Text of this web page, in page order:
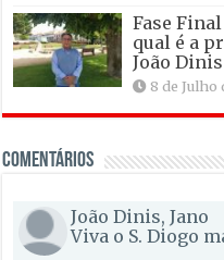
Fase
qual é a
João Dinis
8 de Julho
Comentários
João Dinis, Jano
Viva o S. Diogo